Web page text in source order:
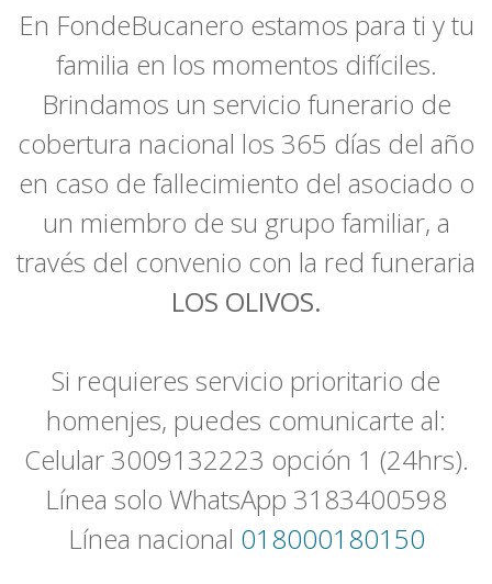
En FondeBucanero estamos para ti y tu
familia en los momentos difíciles.
Brindamos un servicio funerario de
cobertura nacional los 365 días del año
en caso de fallecimiento del asociado o
un miembro de su grupo familiar, a
través del convenio con la red funeraria
LOS OLIVOS.
Si requieres servicio prioritario de
homenjes, puedes comunicarte al:
Celular 3009132223 opción 1 (24hrs).
Línea solo WhatsApp 3183400598
Línea nacional 018000180150